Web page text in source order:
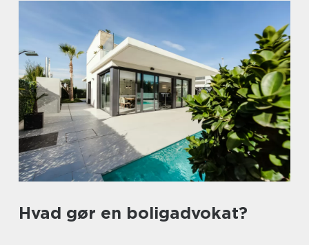
Hvad gør en boligadvokat?